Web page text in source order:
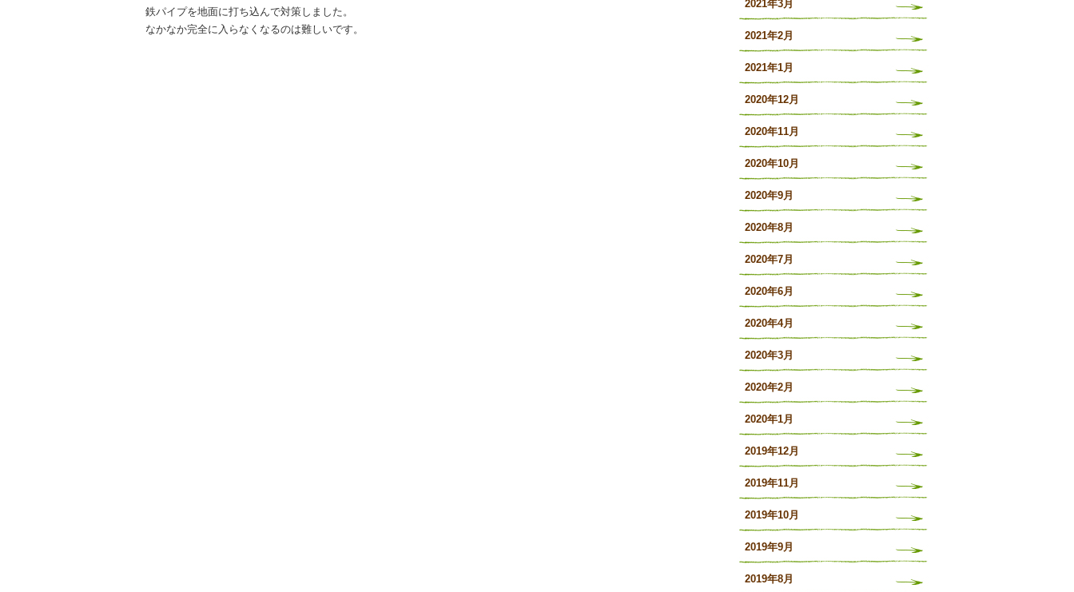
鉄パイプを地面に打ち込んで対策しました。
なかなか完全に入らなくなるのは難しいです。
2021年3月
2021年2月
2021年1月
2020年12月
2020年11月
2020年10月
2020年9月
2020年8月
2020年7月
2020年6月
2020年4月
2020年3月
2020年2月
2020年1月
2019年12月
2019年11月
2019年10月
2019年9月
2019年8月